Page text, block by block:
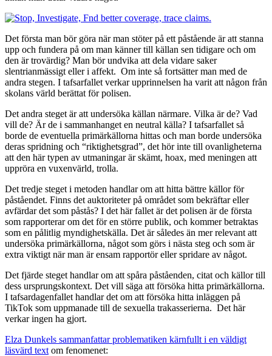
Det första man bör göra när man stöter på ett påstående är att stanna
upp och fundera på om man känner till källan sen tidigare och om
den är trovärdig? Man bör undvika att dela vidare saker
slentrianmässigt eller i affekt. Om inte så fortsätter man med de
andra stegen. I tafsarfallet verkar upprinnelsen ha varit att någon från
skolans värld berättat för polisen.
Det andra steget är att undersöka källan närmare. Vilka är de? Vad
vill de? Är de i sammanhanget en neutral källa? I tafsarfallet så
borde de eventuella primärkällorna hittas och man borde undersöka
deras spridning och “riktighetsgrad”, det hör inte till ovanligheterna
att den här typen av utmaningar är skämt, hoax, med meningen att
uppröra en vuxenvärld, trolla.
Det tredje steget i metoden handlar om att hitta bättre källor för
påståendet. Finns det auktoriteter på området som bekräftar eller
avfärdar det som påstås? I det här fallet är det polisen är de första
som rapporterar om det för en större publik, och kommer betraktas
som en pålitlig myndighetskälla. Det är således än mer relevant att
undersöka primärkällorna, något som görs i nästa steg och som är
extra viktigt när man är ensam rapportör eller spridare av något.
Det fjärde steget handlar om att spåra påståenden, citat och källor till
dess ursprungskontext. Det vill säga att försöka hitta primärkällorna.
I tafsardagenfallet handlar det om att försöka hitta inläggen på
TikTok som uppmanade till de sexuella trakasserierna. Det här
verkar ingen ha gjort.
Elza Dunkels sammanfattar problematiken kärnfullt i en väldigt
läsvärd text om fenomenet: